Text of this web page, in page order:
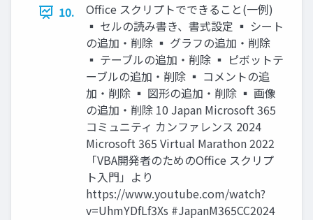
10.
Office スクリプトでできること(一例)
▪ セルの読み書き、書式設定 ▪ シート
の追加・削除 ▪ グラフの追加・削除
▪ テーブルの追加・削除 ▪ ピボットテ
ーブルの追加・削除 ▪ コメントの追
加・削除 ▪ 図形の追加・削除 ▪ 画像
の追加・削除 10 Japan Microsoft 365
コミュニティ カンファレンス 2024
Microsoft 365 Virtual Marathon 2022
「VBA開発者のためのOffice スクリプ
ト入門」より
https://www.youtube.com/watch?
v=UhmYDfLf3Xs #JapanM365CC2024